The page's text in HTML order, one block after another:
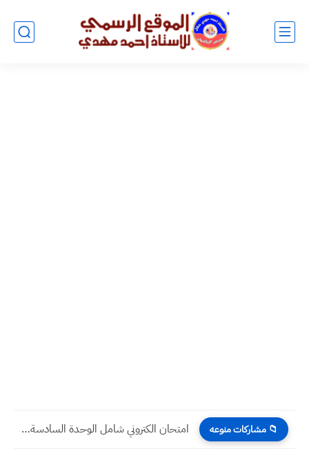
📁 مشاركات منوعه المرور تفرض غرامة ٥٠ الف دينار عدم ارتداء حزام الامان...